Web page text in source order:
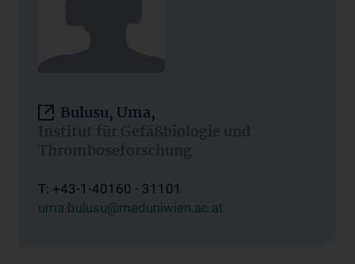
Bulusu, Uma,
Institut für Gefäßbiologie und
Thromboseforschung
T: +43-1-40160 - 31101
uma.bulusu@meduniwien.ac.at